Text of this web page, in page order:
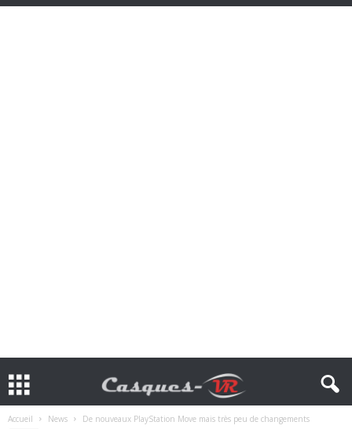
Accueil News De nouveaux PlayStation Move mais très peu de changements